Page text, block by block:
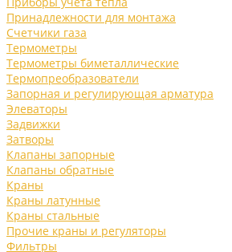
Принадлежности для монтажа
Счетчики газа
Термометры
Термометры биметаллические
Термопреобразователи
Запорная и регулирующая арматура
Элеваторы
Задвижки
Затворы
Клапаны запорные
Клапаны обратные
Краны
Краны латунные
Краны стальные
Прочие краны и регуляторы
Фильтры